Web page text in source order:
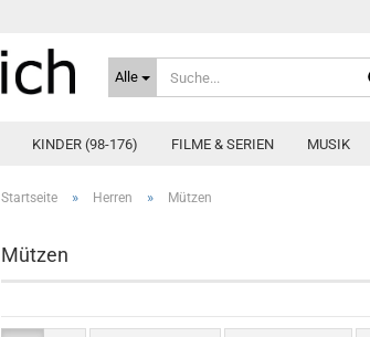
Alle
KINDER (98-176) FILME & SERIEN MUSIK
Startseite » Herren » Mützen
Mützen